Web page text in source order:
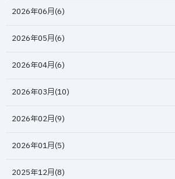
2026年06月(6)
2026年05月(6)
2026年04月(6)
2026年03月(10)
2026年02月(9)
2026年01月(5)
2025年12月(8)